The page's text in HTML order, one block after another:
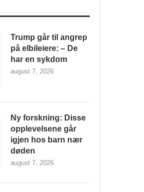
Trump går til angrep
på elbileiere: – De
har en sykdom
august 7, 2026
Ny forskning: Disse
opplevelsene går
igjen hos barn nær
døden
august 7, 2026